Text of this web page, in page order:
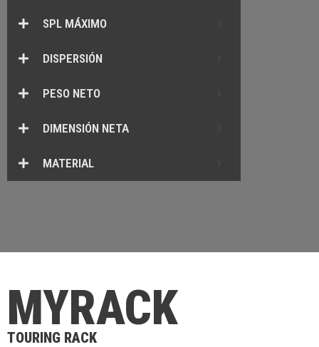
SPL MÁXIMO
DISPERSIÓN
PESO NETO
DIMENSIÓN NETA
MATERIAL
MYRACK
TOURING RACK